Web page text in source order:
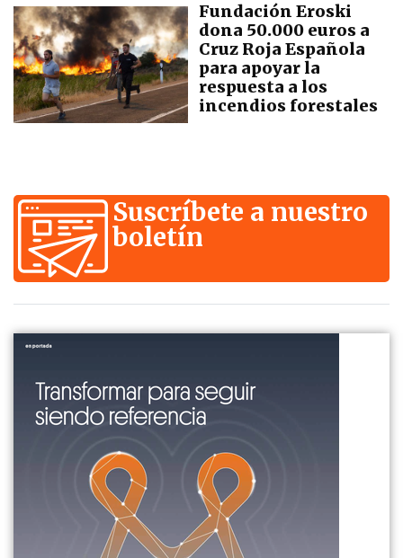
Fundación Eroski
dona 50.000 euros a
Cruz Roja Española
para apoyar la
respuesta a los
incendios forestales
Suscríbete a nuestro
boletín